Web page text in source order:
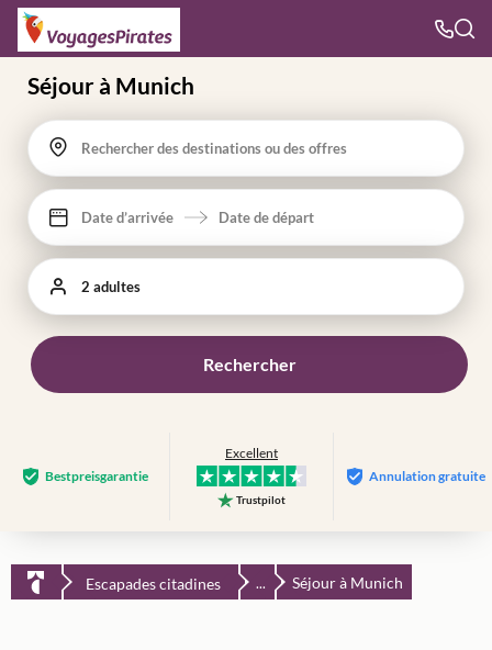
Séjour à Munich
Rechercher des destinations ou des offres
Date d’arrivée Date de départ
2 adultes
Rechercher
Bestpreis­garantie
Excellent
Trustpilot
Annulation gratuite
Escapades citadines ... Séjour à Munich